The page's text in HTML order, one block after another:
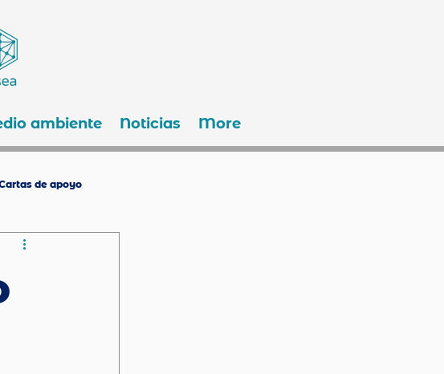
ambiente Noticias More
de apoyo